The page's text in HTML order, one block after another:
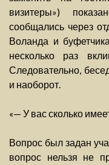
визитеры»)
сообщались через
Воланда и
несколько раз
Следовательно,
и наоборот.
«— У вас сколько
Вопрос был задан
вопрос нельзя не